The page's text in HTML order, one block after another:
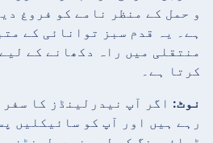
و حمل کے منظر نامے کو فروغ
ہے۔ یہ قدم سبز توانائی کے
منتقلی میں راہ دکھانے کے
کرتا ہے۔
نوٹ: اگر آپ نیدرلینڈز کا
رہے ہیں اور آپ کو سائیکلیں